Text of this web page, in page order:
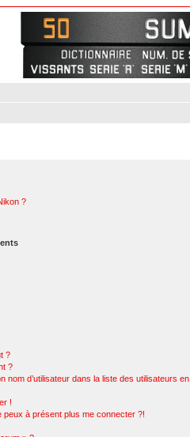
?
?
?
nom d’utilisateur dans la liste des utilisateurs
!
peux à présent plus me connecter ?!